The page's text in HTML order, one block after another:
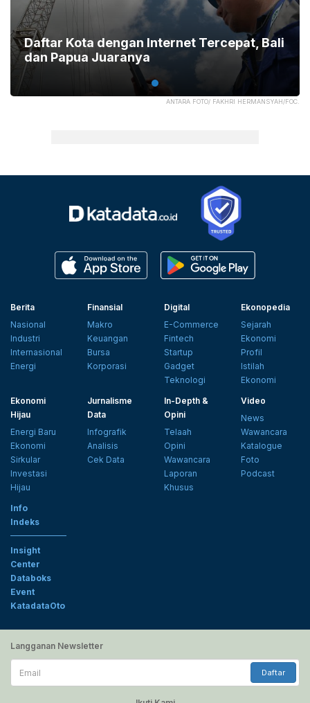
ANTARA FOTO/ FAKHRI HERMANSYAH/FOC.
Daftar Kota dengan Internet Tercepat, Bali
dan Papua Juaranya
Berita
Nasional
Industri
Internasional
Energi
Finansial
Makro
Keuangan
Bursa
Korporasi
Digital
E-Commerce
Fintech
Startup
Gadget
Teknologi
Ekonopedia
Sejarah
Ekonomi
Profil
Istilah
Ekonomi
Ekonomi
Hijau
Energi Baru
Ekonomi
Sirkular
Investasi
Hijau
Jurnalisme
Data
Infografik
Analisis
Cek Data
In-Depth &
Opini
Telaah
Opini
Wawancara
Laporan
Khusus
Video
News
Wawancara
Katalogue
Foto
Podcast
Info
Indeks
Insight
Center
Databoks
Event
KatadataOto
Langganan Newsletter
Email
Daftar